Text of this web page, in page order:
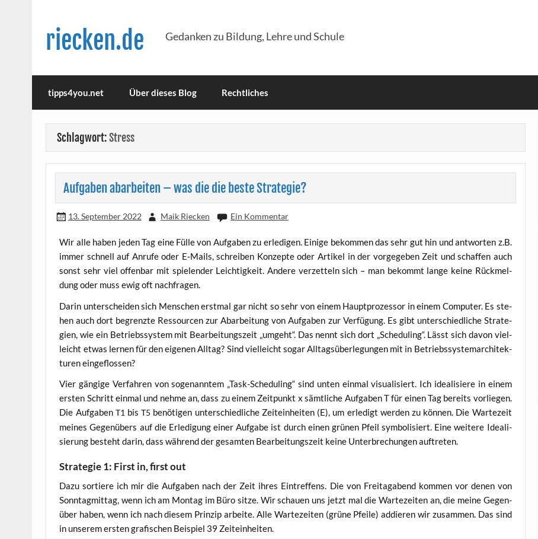
riecken.de Gedanken zu Bildung, Lehre und Schule
tipps4you.net Über dieses Blog Rechtliches
Schlagwort:Stress
Aufgaben abarbeiten – was die die beste Strategie?
13. September 2022 Maik Riecken Ein Kommentar
Wir alle haben jeden Tag eine Fül­le von Auf­ga­ben zu erle­di­gen. Eini­ge bekom­men das sehr gut hin und ant­wor­ten z.B.
immer schnell auf Anru­fe oder E‑Mails, schrei­ben Kon­zep­te oder Arti­kel in der vor­ge­ge­ben Zeit und schaf­fen auch
sonst sehr viel offen­bar mit spie­len­der Leich­tig­keit. Ande­re ver­zet­teln sich – man bekommt lan­ge kei­ne Rück­mel­
dung oder muss ewig oft nachfragen.
Dar­in unter­schei­den sich Men­schen erst­mal gar nicht so sehr von einem Haupt­pro­zes­sor in einem Com­pu­ter. Es ste­
hen auch dort begrenz­te Res­sour­cen zur Abar­bei­tung von Auf­ga­ben zur Ver­fü­gung. Es gibt unter­schied­li­che Stra­te­
gien, wie ein Betriebs­sys­tem mit Bear­bei­tungs­zeit „umgeht“. Das nennt sich dort „Sche­du­ling“. Lässt sich davon viel­
leicht etwas ler­nen für den eige­nen All­tag? Sind viel­leicht sogar All­tags­über­le­gun­gen mit in Betriebs­sys­tem­ar­chi­tek­
tu­ren eingeflossen?
Vier gän­gi­ge Ver­fah­ren von soge­nann­tem „Task-Sche­du­ling“ sind unten ein­mal visua­li­siert. Ich idea­li­sie­re in einem
ers­ten Schritt ein­mal und neh­me an, dass zu einem Zeit­punkt x sämt­li­che Auf­ga­ben T für einen Tag bereits vor­lie­gen.
Die Auf­ga­ben T1 bisT5 benö­ti­gen unter­schied­li­che Zeit­ein­hei­ten (E), um erle­digt wer­den zu kön­nen. Die War­te­zeit
mei­nes Gegen­übers auf die Erle­di­gung einer Auf­ga­be ist durch einen grü­nen Pfeil sym­bo­li­siert. Eine wei­te­re Idea­li­
sie­rung besteht dar­in, dass wäh­rend der gesam­ten Bear­bei­tungs­zeit kei­ne Unter­bre­chun­gen auftreten.
Strategie 1: First in, first out
Dazu sor­tie­re ich mir die Auf­ga­ben nach der Zeit ihres Ein­tref­fens. Die von Frei­tag­abend kom­men vor denen von
Sonn­tag­mit­tag, wenn ich am Mon­tag im Büro sit­ze. Wir schau­en uns jetzt mal die War­te­zei­ten an, die mei­ne Gegen­
über haben, wenn ich nach die­sem Prin­zip arbei­te. Alle War­te­zei­ten (grü­ne Pfei­le) addie­ren wir zusam­men. Das sind
in unse­rem ers­ten gra­fi­schen Bei­spiel 39 Zeiteinheiten.